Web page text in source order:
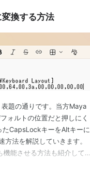
換する方法
題の通りです。当方Maya
ォルトの位置だと押しにく
CapsLockキーをAltキーに
法を解説していきます。
能させる方法も紹介してい
お願いいたします…